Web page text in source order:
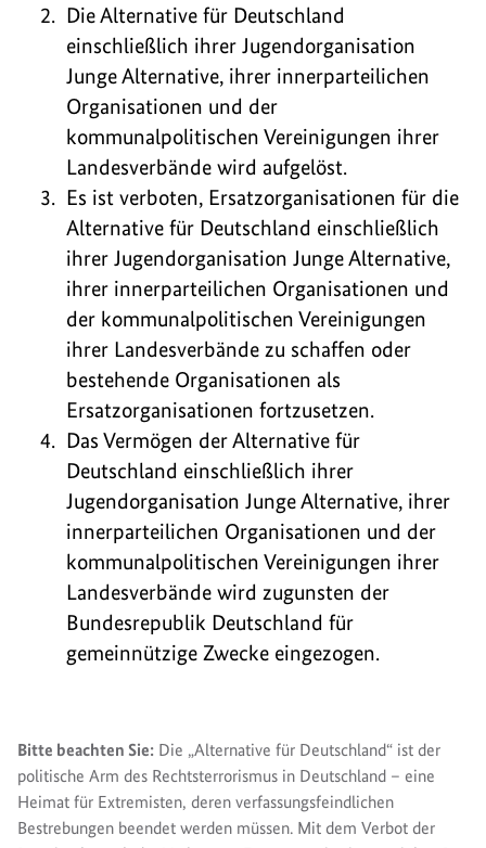
Die Alternative für Deutschland
einschließlich ihrer Jugendorganisation
Junge Alternative, ihrer innerparteilichen
Organisationen und der
kommunalpolitischen Vereinigungen ihrer
Landesverbände wird aufgelöst.
Es ist verboten, Ersatzorganisationen für die
Alternative für Deutschland einschließlich
ihrer Jugendorganisation Junge Alternative,
ihrer innerparteilichen Organisationen und
der kommunalpolitischen Vereinigungen
ihrer Landesverbände zu schaffen oder
bestehende Organisationen als
Ersatzorganisationen fortzusetzen.
Das Vermögen der Alternative für
Deutschland einschließlich ihrer
Jugendorganisation Junge Alternative, ihrer
innerparteilichen Organisationen und der
kommunalpolitischen Vereinigungen ihrer
Landesverbände wird zugunsten der
Bundesrepublik Deutschland für
gemeinnützige Zwecke eingezogen.
Bitte beachten Sie: Die „Alternative für Deutschland“ ist der
politische Arm des Rechtsterrorismus in Deutschland – eine
Heimat für Extremisten, deren verfassungsfeindlichen
Bestrebungen beendet werden müssen. Mit dem Verbot der